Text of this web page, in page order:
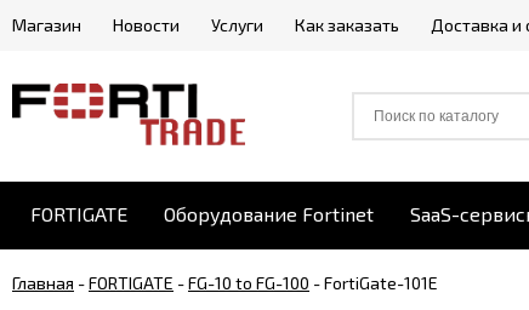
Магазин Новости Услуги Как заказать Доставка и
FORTIGATE Оборудование Fortinet SaaS-
Главная -FORTIGATE -FG-10 to FG-100 -FortiGate-101E